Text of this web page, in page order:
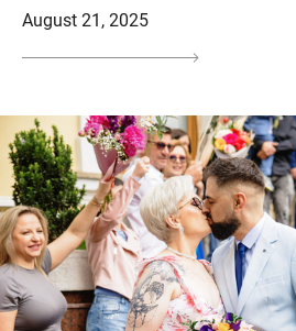
August 21, 2025